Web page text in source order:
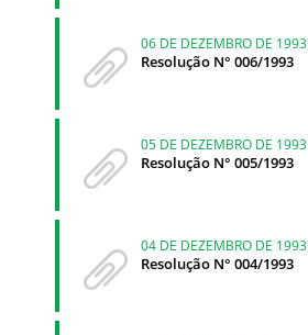
06 DE DEZEMBRO DE 1993
Resolução N° 006/1993
05 DE DEZEMBRO DE 1993
Resolução N° 005/1993
04 DE DEZEMBRO DE 1993
Resolução N° 004/1993